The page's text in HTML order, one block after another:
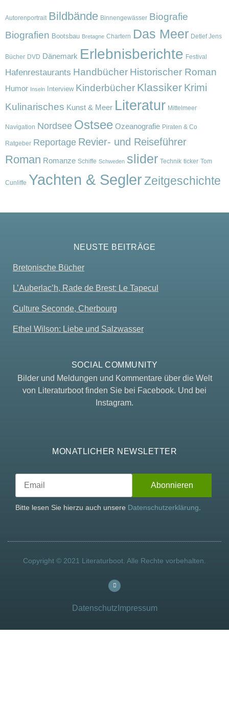
Autorenportrait Bildbände Binnengewässer Biografie
Biografien Bootsbau Bretagne Chartern Das Meer Detlef Jens
Bücher DVD Dänemark Erlebnisberichte Festival
Hafenrestaurants Handbücher Historischer Roman
Humor Inseln Interview Kinderbücher Klassiker Krimi
Kulinarisches Kunst & Meer Literatur Mittelmeer
Navigation Nordsee Ostsee Ozeanografie Piraten & Co
Ratgeber Reportage Revier- und Reiseführer
Roman Romanze Schiffe Schweden slider Technik ticker Tom
Cunliffe Yachten & SeglerZeitgeschichte
NEUSTE BEITRÄGE
Bretonische Bücher
L’Auberlac’h, Rade de Brest: Le Tapecul
Culture Seconde, Cherbourg
Ethel Wilson: Liebe und Salzwasser
SOCIAL COMMUNITY
Bilder und Meldungen und Kommentare über die Welt
von Literaturboot finden Sie bei Facebook. Und bei
Instagram.
MONATLICHER NEWSLETTER
Bitte lesen Sie hierzu auch unsere Datenschutzerklärung
Copyright © 2021 Literaturboot. Alle Rechte vorbehalten.
Datenschutz Impressum